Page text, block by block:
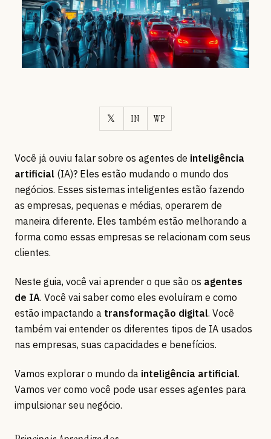
𝕏 IN WP
Você já ouviu falar sobre os agentes de inteligência
artificial (IA)? Eles estão mudando o mundo dos
negócios. Esses sistemas inteligentes estão fazendo
as empresas, pequenas e médias, operarem de
maneira diferente. Eles também estão melhorando a
forma como essas empresas se relacionam com seus
clientes.
Neste guia, você vai aprender o que são os agentes
de IA. Você vai saber como eles evoluíram e como
estão impactando a transformação digital. Você
também vai entender os diferentes tipos de IA usados
nas empresas, suas capacidades e benefícios.
Vamos explorar o mundo da inteligência artificial.
Vamos ver como você pode usar esses agentes para
impulsionar seu negócio.